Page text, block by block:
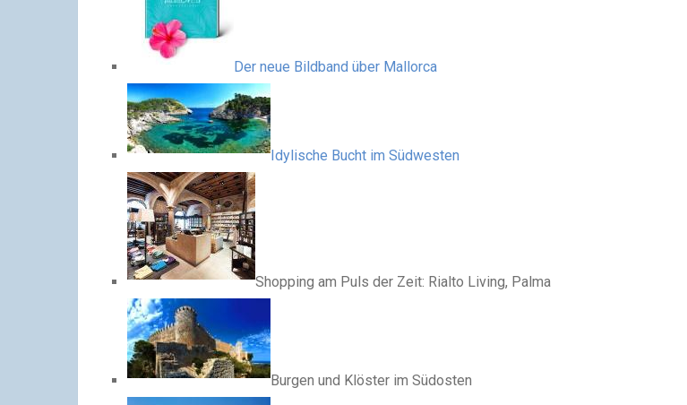
Der neue Bildband über Mallorca
Idylische Bucht im Südwesten
Shopping am Puls der Zeit: Rialto Living, Palma
Burgen und Klöster im Südosten